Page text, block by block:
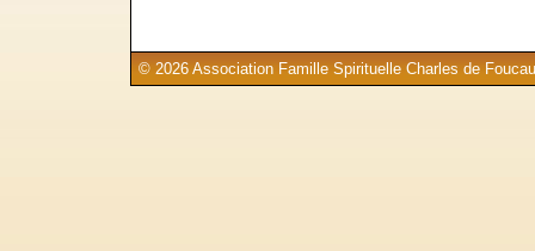
© 2026 Association Famille Spirituelle Charles de